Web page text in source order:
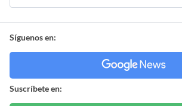
Síguenos en:
Suscríbete en: